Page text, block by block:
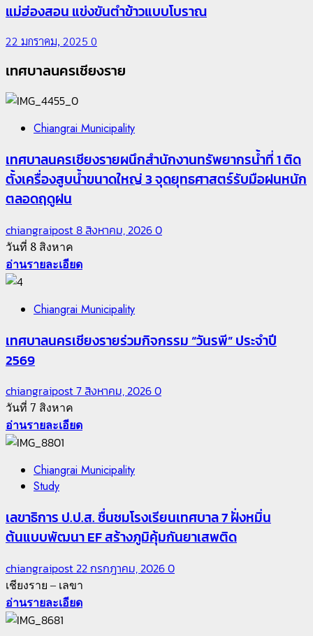
แม่ฮ่องสอน แข่งขันตำข้าวแบบโบราณ
22 มกราคม, 2025 0
เทศบาลนครเชียงราย
Chiangrai Municipality
เทศบาลนครเชียงรายผนึกสำนักงานทรัพยากรน้ำที่ 1 ติด
ตั้งเครื่องสูบน้ำขนาดใหญ่ 3 จุดยุทธศาสตร์รับมือฝนหนัก
ตลอดฤดูฝน
chiangraipost8 สิงหาคม, 20260
วันที่ 8 สิงหาค
อ่านรายละเอียด
Chiangrai Municipality
เทศบาลนครเชียงรายร่วมกิจกรรม “วันรพี” ประจำปี
2569
chiangraipost7 สิงหาคม, 20260
วันที่ 7 สิงหาค
อ่านรายละเอียด
Chiangrai Municipality
Study
เลขาธิการ ป.ป.ส. ชื่นชมโรงเรียนเทศบาล 7 ฝั่งหมิ่น
ต้นแบบพัฒนา EF สร้างภูมิคุ้มกันยาเสพติด
chiangraipost22 กรกฎาคม, 20260
เชียงราย – เลขา
อ่านรายละเอียด